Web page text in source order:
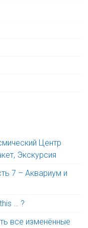
Центр
Экскурсия
7 – Аквариум и
… ?
все изменённые